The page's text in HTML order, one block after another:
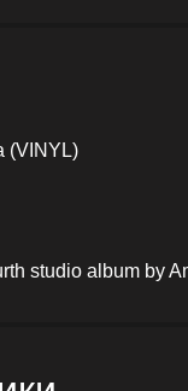
(VINYL)
studio album by